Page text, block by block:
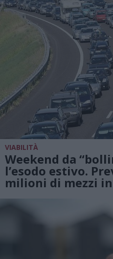
VIABILITÀ
Weekend da
l’esodo estivo.
milioni di mezzi